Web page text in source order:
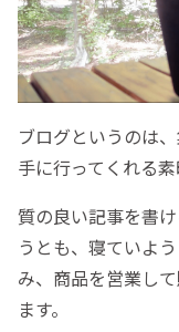
ブログというのは
手に行ってくれる
質の良い記事を書
うとも、寝ていよ
み、商品を営業し
ます。